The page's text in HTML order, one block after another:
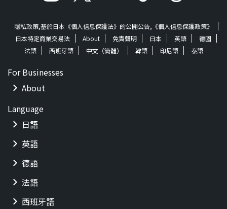
隱私政策,基於日本《個人信息保護法》的公開公告,《個人信息保護政策》
日本特定商業交易法
About 免責聲明 日本 英語
德國
法語
西班牙語 中文（簡體） 韓語 印尼語 泰語
For Businesses
About
Language
日語
英語
德語
法語
西班牙語